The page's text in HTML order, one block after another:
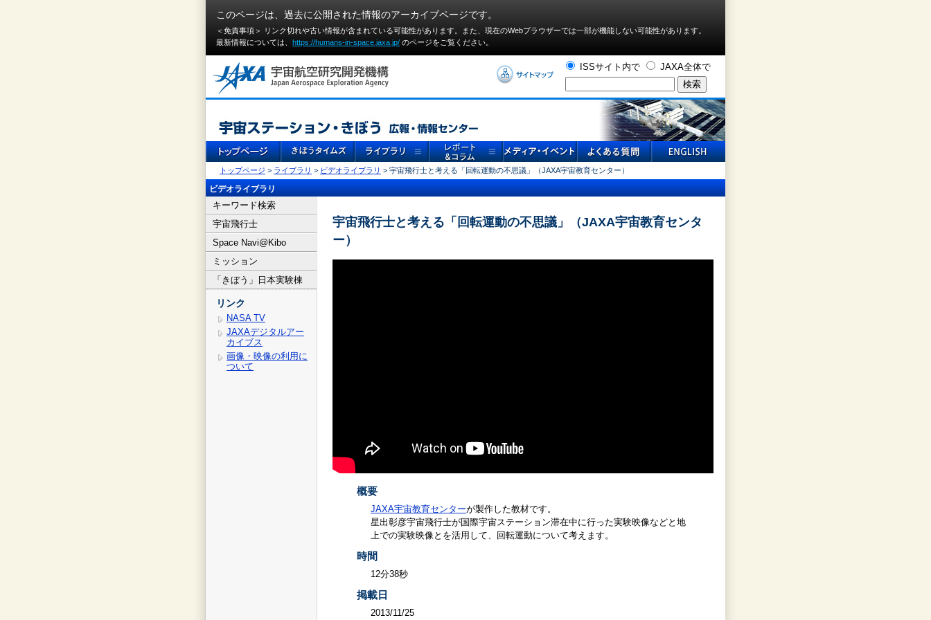
このページは、過去に公開された情報のアーカイブページです。
＜免責事項＞ リンク切れや古い情報が含まれている可能性があります。また、現在のWebブラウザーでは⼀部が機能しない可能性があります。
最新情報については、 https://humans-in-space.jaxa.jp/ のページをご覧ください。
ISSサイト内で JAXA全体で
トップページ > ライブラリ > ビデオライブラリ > 宇宙飛行士と考える「回転運動の不思議」（JAXA宇宙教育センター）
ビデオライブラリ
キーワード検索
宇宙飛行士
Space Navi@Kibo
ミッション
「きぼう」日本実験棟
リンク
NASA TV
JAXAデジタルアー
カイブス
画像・映像の利用に
ついて
宇宙飛行士と考える「回転運動の不思議」（JAXA宇宙教育センタ
ー）
概要
JAXA宇宙教育センターが製作した教材です。
星出彰彦宇宙飛行士が国際宇宙ステーション滞在中に行った実験映像などと地
上での実験映像とを活用して、回転運動について考えます。
時間
12分38秒
掲載日
2013/11/25